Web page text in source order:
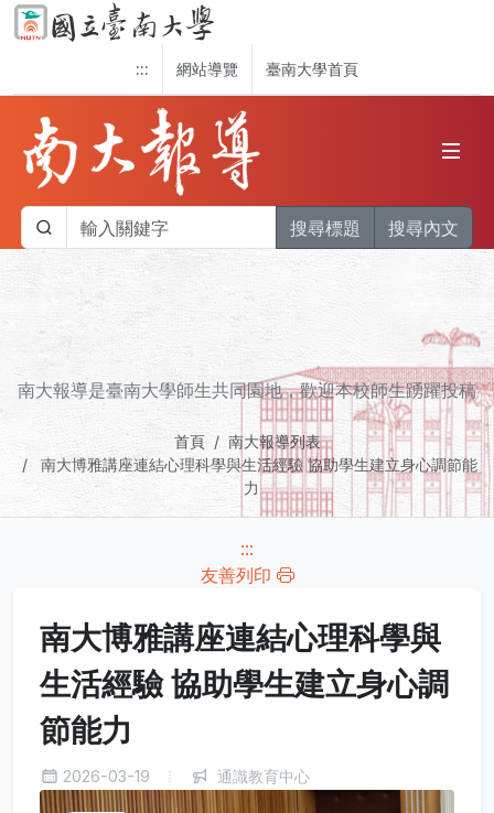
::: 網站導覽 臺南大學首頁
搜尋標題 搜尋內文
南大報導是臺南大學師生共同園地，歡迎本校師生踴躍投稿
首頁
南大報導列表
南大博雅講座連結心理科學與生活經驗 協助學生建立身心調節能
力
:::
友善列印
南大博雅講座連結心理科學與
生活經驗 協助學生建立身心調
節能力
2026-03-19 通識教育中心